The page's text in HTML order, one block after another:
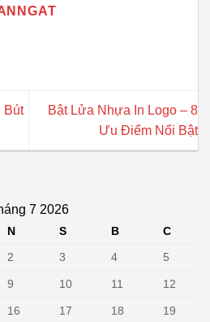
Bút
Bật Lửa Nhựa In Logo – 8
Ưu Điểm Nổi Bật
7 2026
N S B
C
2 3 4 5
9 10 11 12
16 17 18 19